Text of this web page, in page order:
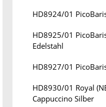
HD8924/01
HD8925/01
Edelstahl
HD8927/01
HD8930/01 Royal
Cappuccino Silber